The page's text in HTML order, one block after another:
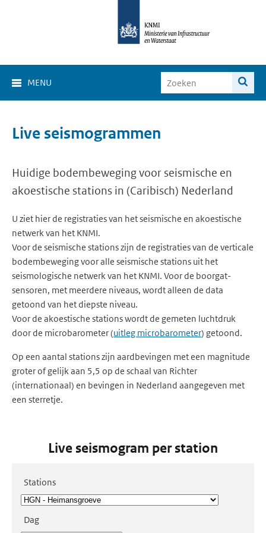
MENU
Live seismogrammen
Huidige bodembeweging voor seismische en
akoestische stations in (Caribisch) Nederland
U ziet hier de registraties van het seismische en akoestische
netwerk van het KNMI.
Voor de seismische stations zijn de registraties van de verticale
bodembeweging voor alle seismische stations uit het
seismologische netwerk van het KNMI. Voor de boorgat-
sensoren, met meerdere niveaus, wordt alleen de data
getoond van het diepste niveau.
Voor de akoestische stations wordt de gemeten luchtdruk
door de microbarometer (uitleg microbarometer) getoond.
Op een aantal stations zijn aardbevingen met een magnitude
groter of gelijk aan 5,5 op de schaal van Richter
(internationaal) en bevingen in Nederland aangegeven met
een sterretje.
Live seismogram per station
Stations
Dag